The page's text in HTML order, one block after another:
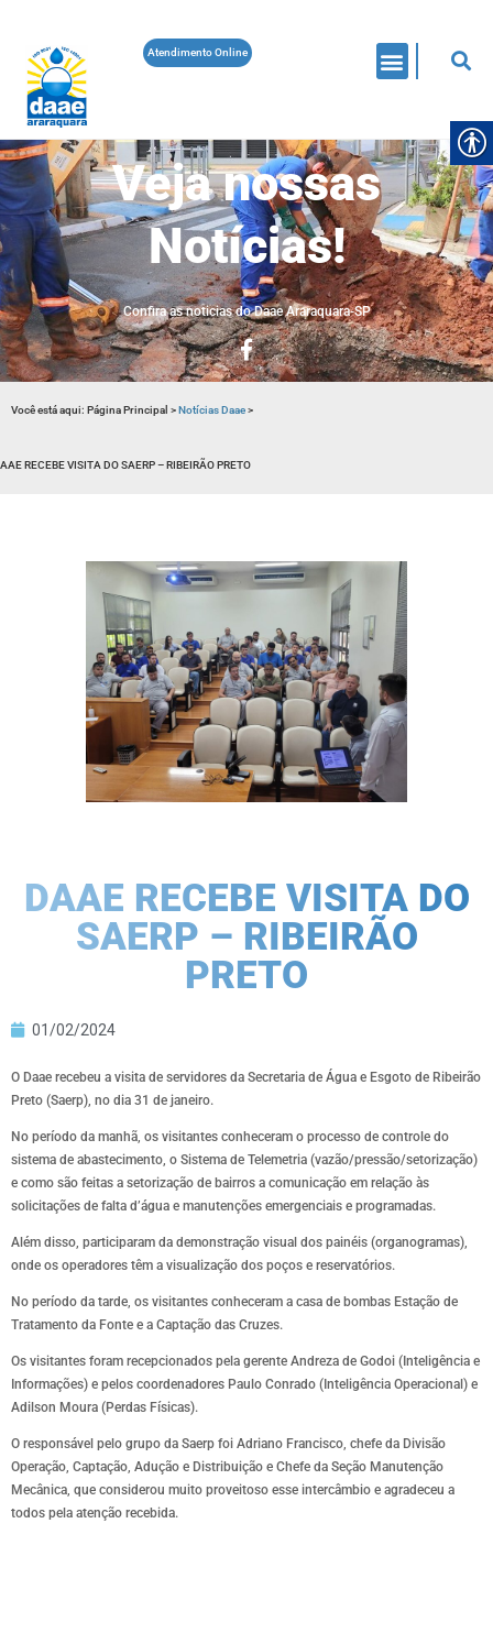
Atendimento Online
Veja nossas
Notícias!
Confira as noticias do Daae Araraquara-SP
Você está aqui: Página Principal >Notícias Daae>
RECEBE VISITA DO SAERP – RIBEIRÃO PRETO
DAAE RECEBE VISITA DO
SAERP – RIBEIRÃO
PRETO
01/02/2024
O Daae recebeu a visita de servidores da Secretaria de Água e Esgoto de Ribeirão
Preto (Saerp), no dia 31 de janeiro.
No período da manhã, os visitantes conheceram o processo de controle do
sistema de abastecimento, o Sistema de Telemetria (vazão/pressão/setorização)
e como são feitas a setorização de bairros a comunicação em relação às
solicitações de falta d’água e manutenções emergenciais e programadas.
Além disso, participaram da demonstração visual dos painéis (organogramas),
onde os operadores têm a visualização dos poços e reservatórios.
No período da tarde, os visitantes conheceram a casa de bombas Estação de
Tratamento da Fonte e a Captação das Cruzes.
Os visitantes foram recepcionados pela gerente Andreza de Godoi (Inteligência e
Informações) e pelos coordenadores Paulo Conrado (Inteligência Operacional) e
Adilson Moura (Perdas Físicas).
O responsável pelo grupo da Saerp foi Adriano Francisco, chefe da Divisão
Operação, Captação, Adução e Distribuição e Chefe da Seção Manutenção
Mecânica, que considerou muito proveitoso esse intercâmbio e agradeceu a
todos pela atenção recebida.